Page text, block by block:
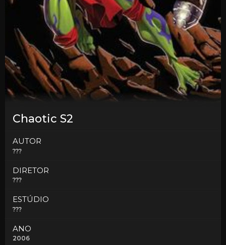
Chaotic S2
AUTOR
???
DIRETOR
???
ESTÚDIO
???
ANO
2006